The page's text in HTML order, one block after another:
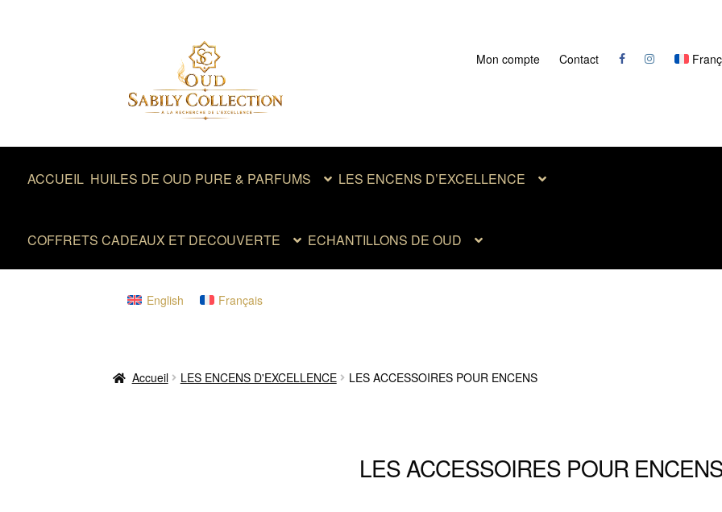
navigation
Mon compte Contact
ACCUEIL HUILES DE OUD PURE & PARFUMS LES ENCENS D’EXCELLENCE
COFFRETS CADEAUX ET DECOUVERTE ECHANTILLONS DE OUD
English Français
Accueil LES ENCENS D'EXCELLENCE LES ACCESSOIRES POUR ENCENS
LES ACCESSOIRES POUR